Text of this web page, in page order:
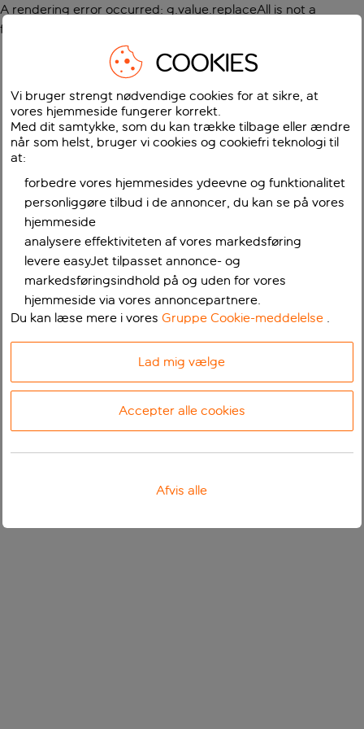
A rendering error occurred: g.value.replaceAll is not a
function
COOKIES
Vi bruger strengt nødvendige cookies for at sikre, at
vores hjemmeside fungerer korrekt.
Med dit samtykke, som du kan trække tilbage eller ændre
når som helst, bruger vi cookies og cookiefri teknologi til
at:
forbedre vores hjemmesides ydeevne og funktionalitet
personliggøre tilbud i de annoncer, du kan se på vores
hjemmeside
analysere effektiviteten af vores markedsføring
levere easyJet tilpasset annonce- og
markedsføringsindhold på og uden for vores
hjemmeside via vores annoncepartnere.
Du kan læse mere i voresGruppe Cookie-meddelelse .
Lad mig vælge
Accepter alle cookies
Afvis alle